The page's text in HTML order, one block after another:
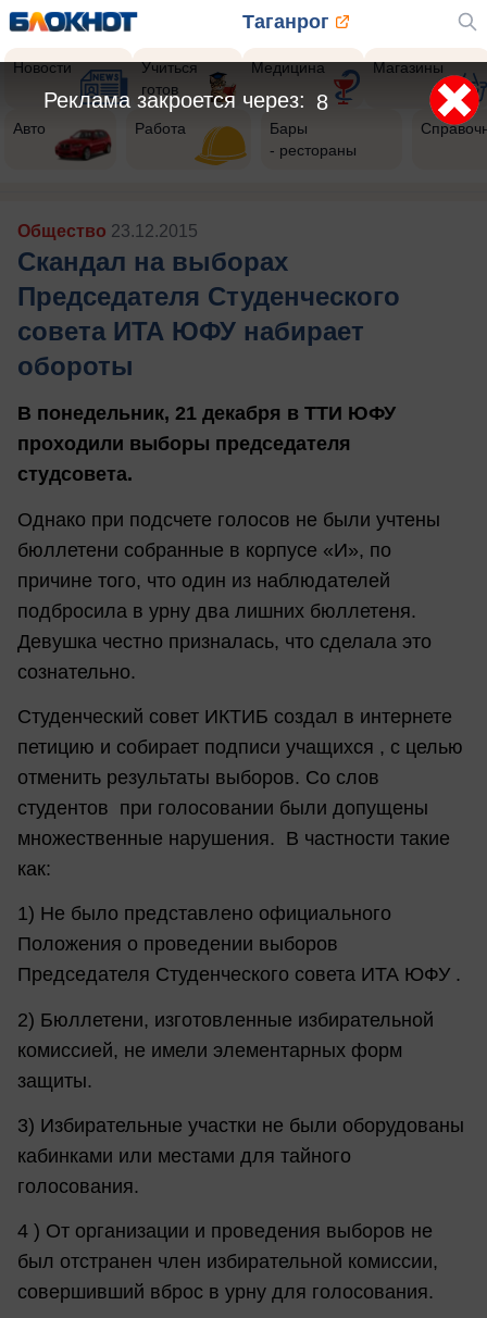
Таганрог
Новости
Учиться
готов
Медицина Магазины
Авто Работа
Бары
- рестораны
Общество 23.12.2015
Скандал на выборах
Председателя Студенческого
совета ИТА ЮФУ набирает
обороты
В понедельник, 21 декабря в ТТИ ЮФУ
проходили выборы председателя
студсовета.
Однако при подсчете голосов не были учтены
бюллетени собранные в корпусе «И», по
причине того, что один из наблюдателей
подбросила в урну два лишних бюллетеня.
Девушка честно призналась, что сделала это
сознательно.
Студенческий совет ИКТИБ создал в интернете
петицию и собирает подписи учащихся , с целью
отменить результаты выборов. Со слов
студентов при голосовании были допущены
множественные нарушения. В частности такие
как:
1) Не было представлено официального
Положения о проведении выборов
Председателя Студенческого совета ИТА ЮФУ .
2) Бюллетени, изготовленные избирательной
комиссией, не имели элементарных форм
защиты.
3) Избирательные участки не были оборудованы
кабинками или местами для тайного
голосования.
4 ) От организации и проведения выборов не
был отстранен член избирательной комиссии,
совершивший вброс в урну для голосования.
6
Реклама закроется через: